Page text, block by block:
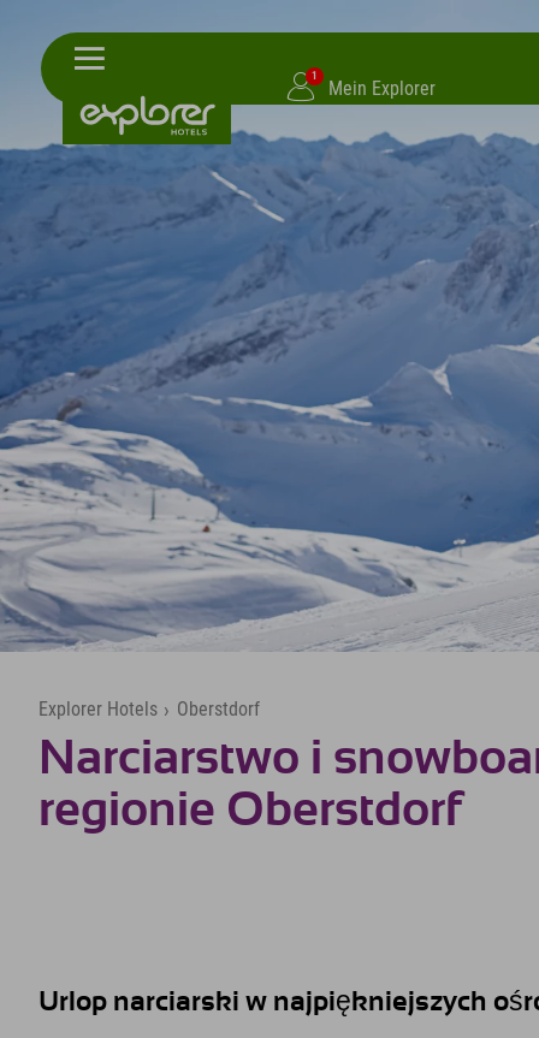
1
Mein Explorer
Explorer Hotels › Oberstdorf
Narciarstwo i
regionie Oberstdorf
Urlop narciarski w najpiękniejszych